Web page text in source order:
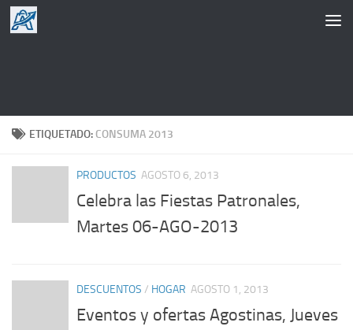
Saltar al contenido
ETIQUETADO: CONSUMA 2013
PRODUCTOS AGOSTO 6, 2013
Celebra las Fiestas Patronales,
Martes 06-AGO-2013
DESCUENTOS / HOGAR AGOSTO 1, 2013
Eventos y ofertas Agostinas, Jueves